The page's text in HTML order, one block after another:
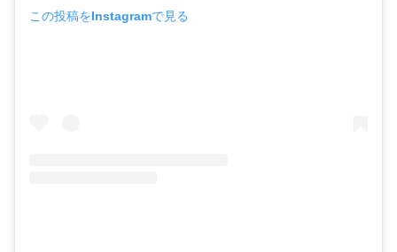
この投稿をInstagramで見る